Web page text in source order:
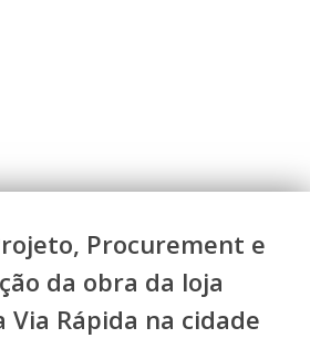
Procurement e
da obra da loja
Via Rápida na cidade